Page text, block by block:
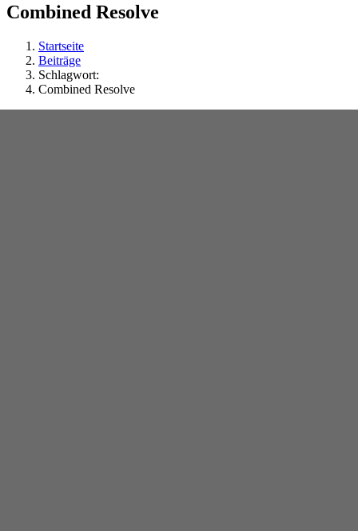
Combined Resolve
Startseite
Beiträge
Schlagwort:
Combined Resolve